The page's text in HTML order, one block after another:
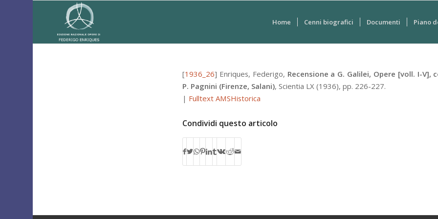
Home Cenni biografici Documenti Piano
[1936_26] Enriques, Federigo, Recensione a G. Galilei, Opere [voll. I-V],
P. Pagnini (Firenze, Salani), Scientia LX (1936), pp. 226-227.
| Fulltext AMSHistorica
Condividi questo articolo